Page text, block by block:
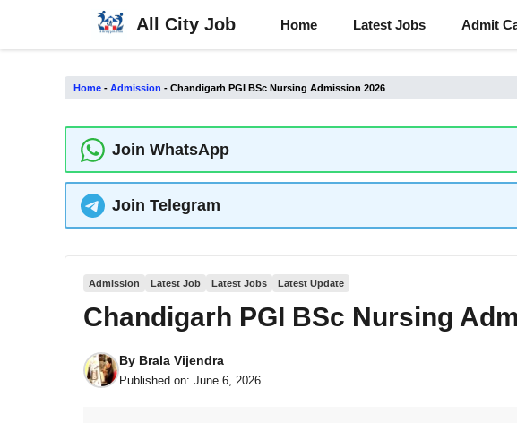
content
All City Job Home Latest Jobs Admit
Home - Admission - Chandigarh PGI BSc Nursing Admission 2026
Join WhatsApp
Join Telegram
Admission Latest Job Latest Jobs Latest Update
Chandigarh PGI BSc Nursing
By Brala Vijendra
Published on: June 6, 2026